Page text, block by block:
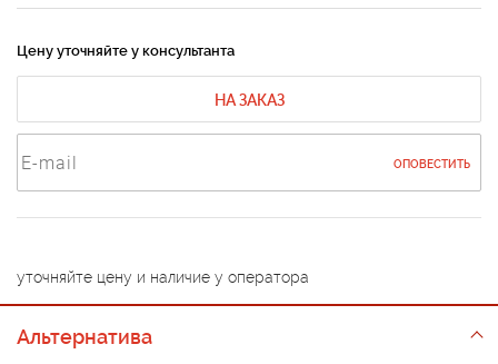
Цену уточняйте у консультанта
НА ЗАКАЗ
ОПОВЕСТИТЬ
уточняйте цену и наличие у оператора
Альтернатива